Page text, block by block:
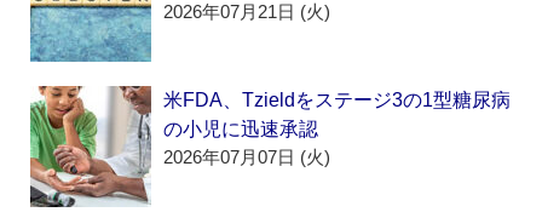
2026年07月21日 (火)
米FDA、Tzieldをステージ3の1型糖尿病
の小児に迅速承認
2026年07月07日 (火)